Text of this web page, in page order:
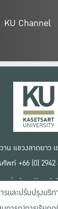
KU Channel
น แขวงลาดยาว
ศัพท์ +66 (0) 2942
เงื่อนไขการใช้งานเว็บ
ข้อตกลงด้านสิทธิ์ใช้
นโยบายความเป็นส่ว
รและปรับปรุงบริ